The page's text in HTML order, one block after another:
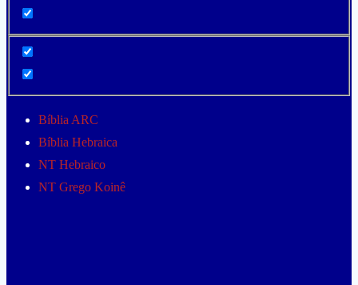
Bíblia ARC
Bíblia Hebraica
NT Hebraico
NT Grego Koinê